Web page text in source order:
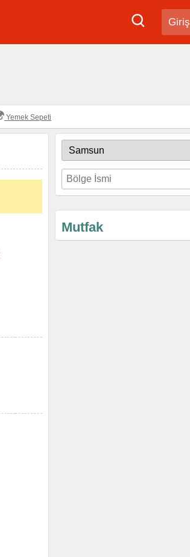
Giriş
Yemek Sepeti
Mutfak